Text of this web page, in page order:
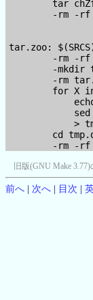
tar
-rm -
tar.zoo:
-rm -rf
-mkdir
-rm
for X
>
cd
旧版(GNU Make
前へ 次へ 目次